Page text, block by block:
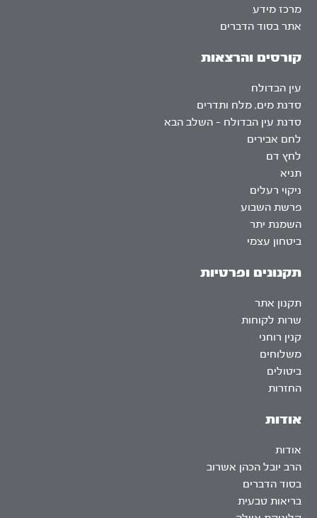
אודות
אודות
הרב יובל הכהן אשרוב
בסוד הדברים
בריאות טבעית
מרכז מידע
אתר בסוד הדברים
קורסים והרצאות
עין הבדולח
סדנת מים, מלח ותדרים
סדנת עין הבדולח – השלב הבא
לחם אבירים
לחץ דם
תניא
ניקוי רעלים
פרשת השבוע
השמנת יתר
ביטחון עצמי
תקנונים ופרטיות
תקנון אתר
שרות לקוחות
קנין רוחני
משלוחים
ביטולים
החזרות